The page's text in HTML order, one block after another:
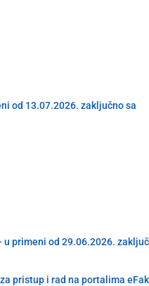
od 13.07.2026. zaključno sa
primeni od 29.06.2026.
pristup i rad na portalima